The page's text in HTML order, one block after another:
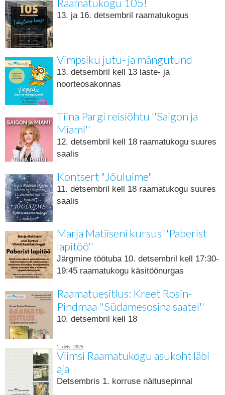
13. ja 16. detsembril raamatukogus
Vimpsiku jutu- ja mängutund
13. detsembril kell 13 laste- ja
noorteosakonnas
Tiina Pargi reisiõhtu ''Saigon ja
Miami''
12. detsembril kell 18 raamatukogu suures
saalis
Kontsert "Jõuluime"
11. detsembril kell 18 raamatukogu suures
saalis
Marja Matiiseni kursus ''Paberist
lapitöö''
Järgmine töötuba 10. detsembril kell 17:30-
19:45 raamatukogu käsitöönurgas
Raamatuesitlus: Kreet Rosin-
Pindmaa ''Südamesosina saatel''
10. detsembril kell 18
1. dets. 2025
Viimsi Raamatukogu asukoht läbi
aja
Detsembris 1. korruse näitusepinnal